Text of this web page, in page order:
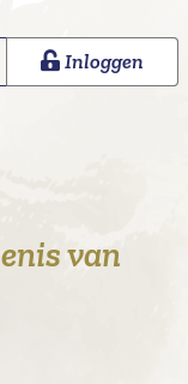
Inloggen
van